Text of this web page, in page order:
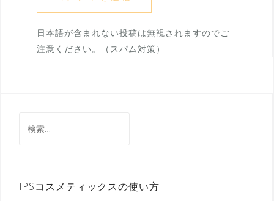
日本語が含まれない投稿は無視されますのでご
注意ください。（スパム対策）
索:
IPSコスメティックスの使い方